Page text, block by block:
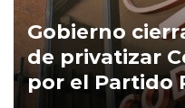
Gobierno
de privatizar
por el Partido